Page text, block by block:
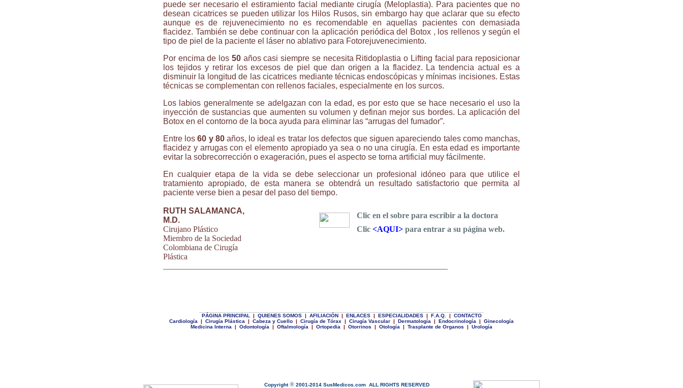
puede ser necesario el estiramiento facial mediante cirugía (Meloplastia). Para pacientes que no
desean cicatrices se pueden utilizar los Hilos Rusos, sin embargo hay que aclarar que su efecto
aunque es de rejuvenecimiento no es recomendable en aquellas pacientes con demasiada
flacidez. También se debe continuar con la aplicación periódica del Botox , los rellenos y según el
tipo de piel de la paciente el láser no ablativo para Fotorejuvenecimiento.
Por encima de los 50 años casi siempre se necesita Ritidoplastia o Lifting facial para reposicionar
los tejidos y retirar los excesos de piel que dan origen a la flacidez. La tendencia actual es a
disminuir la longitud de las cicatrices mediante técnicas endoscópicas y mínimas incisiones. Estas
técnicas se complementan con rellenos faciales, especialmente en los surcos.
Los labios generalmente se adelgazan con la edad, es por esto que se hace necesario el uso la
inyección de sustancias que aumenten su volumen y definan mejor sus bordes. La aplicación del
Botox en el contorno de la boca ayuda para eliminar las “arrugas del fumador”.
Entre los60 y 80años, lo ideal es tratar los defectos que siguen apareciendo tales como manchas,
flacidez y arrugas con el elemento apropiado ya sea o no una cirugía. En esta edad es importante
evitar la sobrecorrección o exageración, pues el aspecto se torna artificial muy fácilmente.
En cualquier etapa de la vida se debe seleccionar un profesional idóneo para que utilice el
tratamiento apropiado, de esta manera se obtendrá un resultado satisfactorio que permita al
paciente verse bien a pesar del paso del tiempo.
RUTH SALAMANCA,
M.D.
Clic en el sobre para escribir a la doctora
Cirujano Plástico
Clic <AQUI> para entrar a su página web.
Miembro de la Sociedad
Colombiana de Cirugía
Plástica
PÁGINA PRINCIPAL | QUIENES SOMOS | AFILIACIÓN | ENLACES | ESPECIALIDADES | F. A. Q. | CONTACTO
Cardiología
| Cirugía Plástica | Cabeza y Cuello | Cirugía de Tórax | Cirugía Vascular | Dermatología | Endocrinología |
Ginecología
Medicina Interna
| Odontología | Oftalmología | Ortopedia | Otorrinos | Otología | Trasplante de Organos | Urología
Copyright® 2001-2014 SusMedicos.com ALL RIGHTS RESERVED